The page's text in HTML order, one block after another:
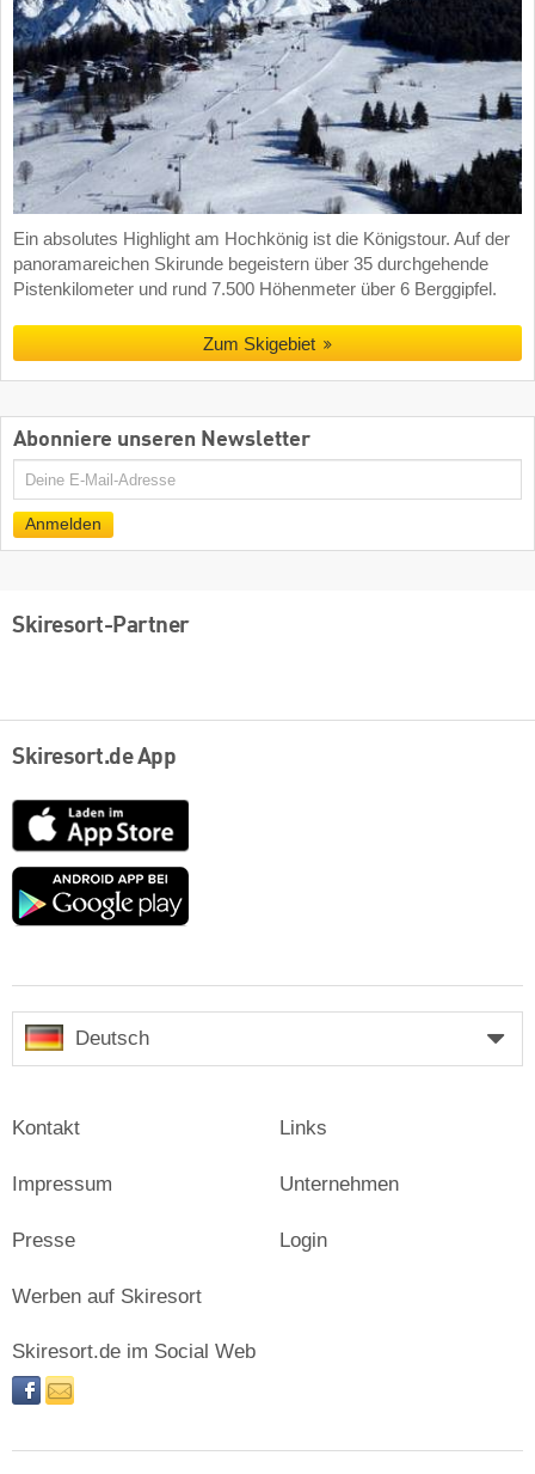
Ein absolutes Highlight am Hochkönig ist die Königstour. Auf der
panoramareichen Skirunde begeistern über 35 durchgehende
Pistenkilometer und rund 7.500 Höhenmeter über 6 Berggipfel.
Zum Skigebiet
Abonniere unseren Newsletter
E-
Anmelden
Skiresort-Partner
Skiresort.de App
App
Store
Google
Deutsch
Kontakt
Impressum
Presse
Links
Unternehmen
Login
Werben auf Skiresort
Skiresort.de im Social Web
facebooknewsletter